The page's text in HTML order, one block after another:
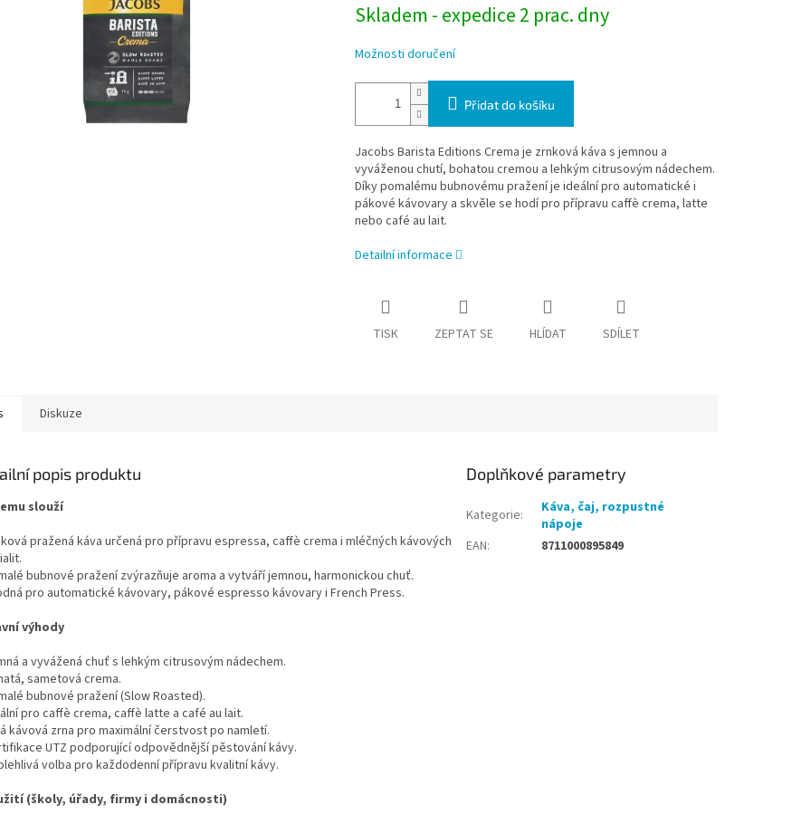
Skladem - expedice 2 prac. dny
Možnosti doručení
Přidat do košíku
Jacobs Barista Editions Crema je zrnková káva s jemnou a
vyváženou chutí, bohatou cremou a lehkým citrusovým nádechem.
Díky pomalému bubnovému pražení je ideální pro automatické i
pákové kávovary a skvěle se hodí pro přípravu caffè crema, latte
nebo café au lait.
Detailní informace
TISK ZEPTAT SE HLÍDAT SDÍLET
Diskuze
popis produktu
slouží
pražená káva určená pro přípravu espressa, caffè crema i mléčných kávových
bubnové pražení zvýrazňuje aroma a vytváří jemnou, harmonickou chuť.
pro automatické kávovary, pákové espresso kávovary i French Press.
výhody
a vyvážená chuť s lehkým citrusovým nádechem.
sametová crema.
bubnové pražení (Slow Roasted).
pro caffè crema, caffè latte a café au lait.
kávová zrna pro maximální čerstvost po namletí.
UTZ podporující odpovědnější pěstování kávy.
volba pro každodenní přípravu kvalitní kávy.
(školy, úřady, firmy i domácnosti)
Doplňkové parametry
Kategorie:
Káva, čaj, rozpustné
nápoje
EAN: 8711000895849